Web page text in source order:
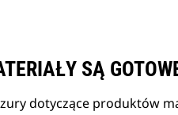
SĄ
dotyczące produktów